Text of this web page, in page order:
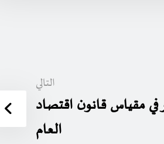
التالي
في مقياس قانون اقتصاد
العام